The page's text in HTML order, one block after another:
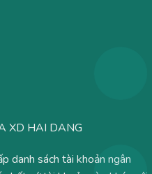
XD HAI DANG
danh sách tài khoản ngân